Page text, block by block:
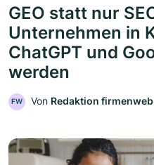
GEO statt nur
Unternehmen in
ChatGPT und
werden
FW Von Redaktion